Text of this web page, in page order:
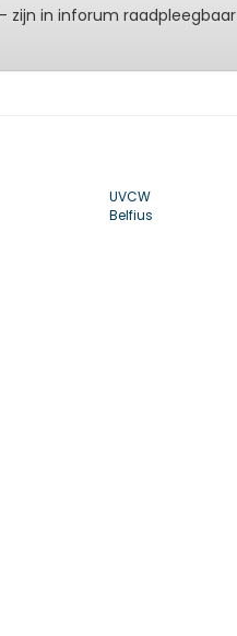
zijn in inforum raadpleegbaar
UVCW
Belfius